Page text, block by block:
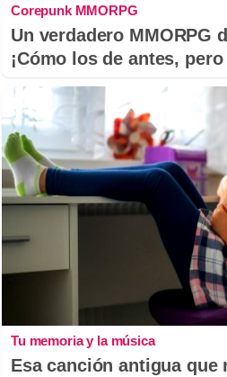
Corepunk MMORPG
Un verdadero MMORPG
¡Cómo los de antes,
Tu memoria y la música
Esa canción antigua que